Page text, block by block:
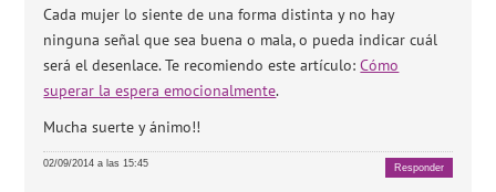
Cada mujer lo siente de una forma distinta y no hay
ninguna señal que sea buena o mala, o pueda indicar cuál
será el desenlace. Te recomiendo este artículo:Cómo
superar la espera emocionalmente.
Mucha suerte y ánimo!!
02/09/2014 a las 15:45 Responder